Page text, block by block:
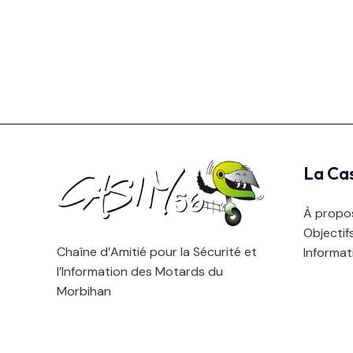
Chaîne d’Amitié pour la Sécurité et
l’Information des Motards du
Morbihan
La
À